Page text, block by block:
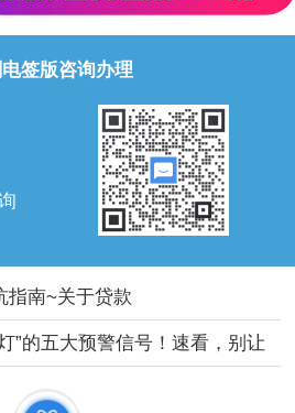
签版咨询办理
指南~关于贷款
”的五大预警信号！速看，别让